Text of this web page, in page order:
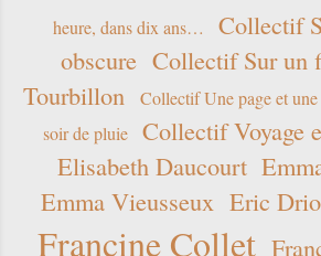
heure, dans dix ans…
Collectif
obscure Collectif Sur un
Tourbillon
Collectif Une page et une
soir de pluie
Collectif Voyage
Elisabeth Daucourt
Emma Vieusseux Eric
Francine Collet